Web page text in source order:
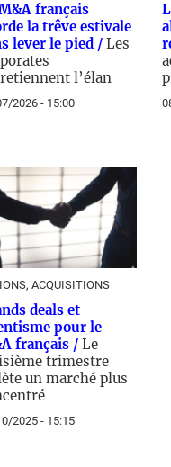
français
la trêve estivale
lever le pied / Les
l’élan
2026 - 15:00
ACQUISITIONS
deals et
pour le
français / Le
trimestre
un marché plus
2025 - 15:15